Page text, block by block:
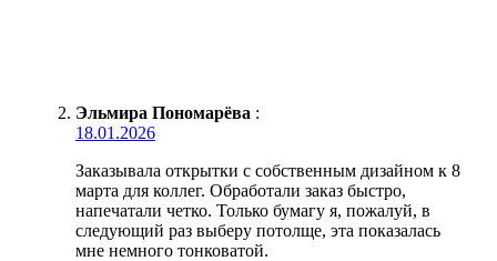
Эльмира Пономарёва :
18.01.2026
Заказывала открытки с собственным дизайном к 8
марта для коллег. Обработали заказ быстро,
напечатали четко. Только бумагу я, пожалуй, в
следующий раз выберу потолще, эта показалась
мне немного тонковатой.